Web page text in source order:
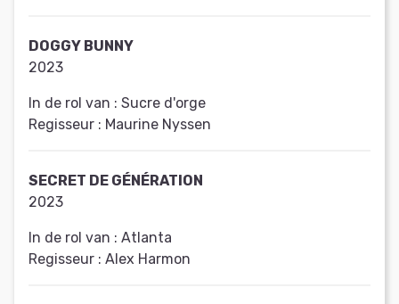
DOGGY BUNNY
2023
In de rol van : Sucre d'orge
Regisseur : Maurine Nyssen
SECRET DE GÉNÉRATION
2023
In de rol van : Atlanta
Regisseur : Alex Harmon